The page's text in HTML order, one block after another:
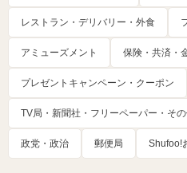
レストラン・デリバリー・外食
アミューズメント 保険・共済・
プレゼントキャンペーン・クーポン
TV局・新聞社・フリーペーパー・そ
政党・政治 郵便局 Shufoo!